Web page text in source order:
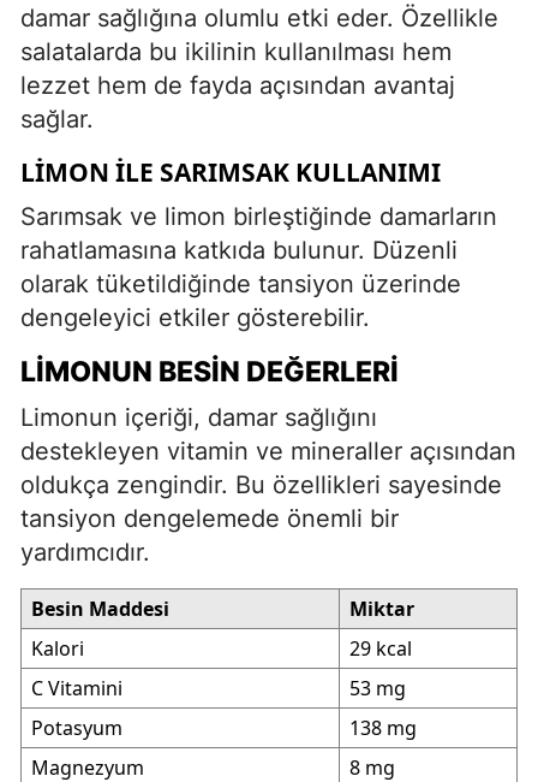
damar sağlığına olumlu etki eder. Özellikle
salatalarda bu ikilinin kullanılması hem
lezzet hem de fayda açısından avantaj
sağlar.
LIMON ILE SARIMSAK KULLANIMI
Sarımsak ve limon birleştiğinde damarların
rahatlamasına katkıda bulunur. Düzenli
olarak tüketildiğinde tansiyon üzerinde
dengeleyici etkiler gösterebilir.
LIMONUN BESIN DEĞERLERI
Limonun içeriği, damar sağlığını
destekleyen vitamin ve mineraller açısından
oldukça zengindir. Bu özellikleri sayesinde
tansiyon dengelemede önemli bir
yardımcıdır.
Besin Maddesi
Miktar
Kalori
29 kcal
C Vitamini
53 mg
Potasyum
138 mg
Magnezyum
8 mg